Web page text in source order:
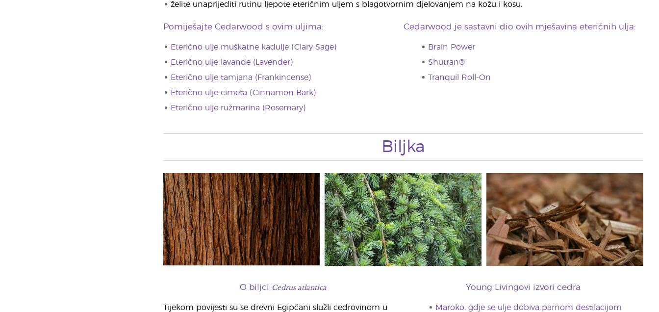
želite unaprijediti rutinu ljepote eteričnim uljem s blagotvornim djelovanjem na kožu i kosu.
Pomiješajte Cedarwood s ovim uljima:
Eterično ulje muškatne kadulje (Clary Sage)
Eterično ulje lavande (Lavender)
Eterično ulje tamjana (Frankincense)
Eterično ulje cimeta (Cinnamon Bark)
Eterično ulje ružmarina (Rosemary)
Cedarwood je sastavni dio ovih mješavina eteričnih ulja:
Brain Power
Shutran®
Tranquil Roll-On
Biljka
O biljci Cedrus atlantica
Tijekom povijesti su se drevni Egipćani služli cedrovinom u
Young Livingovi izvori cedra
Maroko, gdje se ulje dobiva parnom destilacijom